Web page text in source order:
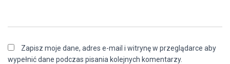
Zapisz moje dane, adres e-mail i witrynę w przeglądarce aby
wypełnić dane podczas pisania kolejnych komentarzy.